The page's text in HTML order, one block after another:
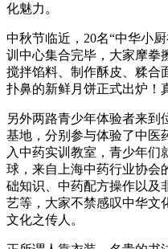
化魅力。
中秋节临近，20名“中华小
训中心集合完毕，大家摩拳
搅拌馅料、制作酥皮、糅合
扑鼻的新鲜月饼正式出炉！
另外两路青少年体验者来到
基地，分别参与体验了中医
入中药实训教室，青少年们
球，来自上海中药行业协会
础知识、中药配方操作以
艺等，大家不禁感叹中华文
文化之传人。